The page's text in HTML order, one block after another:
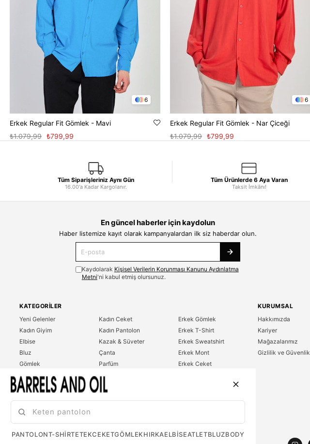
6
Erkek Regular Fit Gömlek - Mavi
₺799,99
₺1.079,99
6
Erkek Regular Fit Gömlek - Nar Çiceği
₺799,99
₺1.079,99
Tüm Siparişleriniz Aynı Gün
16.00'a Kadar Kargolanır.
Tüm Ürünlerde 6 Aya Varan
Taksit İmkânı!
En güncel haberler için kaydolun
Haber listemize kayıt olarak kampanyalardan ilk siz haberdar olun.
Kaydolarak Kişisel Verilerin Korunması Kanunu Aydınlatma
Metni'ni kabul etmiş olursunuz.
KATEGORILER
Yeni Gelenler
Kadın Giyim
Elbise
Bluz
Gömlek
T-Shirt
Sweatshirt
Kadın Ceket
Kadın Pantolon
Kazak & Süveter
Çanta
Parfüm
Erkek Giyim
Erkek Gömlek
Erkek T-Shirt
Erkek Sweatshirt
Erkek Mont
Erkek Ceket
KURUMSAL
Hakkımızda
Kariyer
Mağazalarımız
Gizlilik ve Güvenlik
PANTOLONT-SHIRTETEKCEKETGÖMLEKHIRKAELBISEATLETBLUZBODY